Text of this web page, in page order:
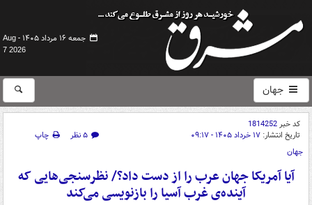
جمعه ۱۶ مرداد ۱۴۰۵ -
Aug
7 2026
جهان
کد خبر1814252
تاریخ انتشار: ۱۷ خرداد ۱۴۰۵ - ۰۹:۱۷ ۵ نظر
چاپ
جهان
آیا آمریکا جهان عرب را از دست داد؟/ نظرسنجی‌هایی که
آینده‌ی غرب آسیا را بازنویسی می‌کند